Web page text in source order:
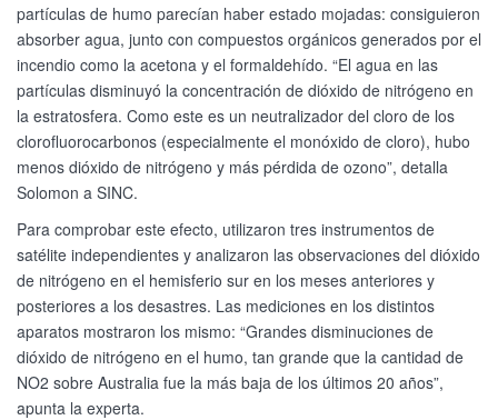
partículas de humo parecían haber estado mojadas: consiguieron
absorber agua, junto con compuestos orgánicos generados por el
incendio como la acetona y el formaldehído. “El agua en las
partículas disminuyó la concentración de dióxido de nitrógeno en
la estratosfera. Como este es un neutralizador del cloro de los
clorofluorocarbonos (especialmente el monóxido de cloro), hubo
menos dióxido de nitrógeno y más pérdida de ozono”, detalla
Solomon a SINC.
Para comprobar este efecto, utilizaron tres instrumentos de
satélite independientes y analizaron las observaciones del dióxido
de nitrógeno en el hemisferio sur en los meses anteriores y
posteriores a los desastres. Las mediciones en los distintos
aparatos mostraron los mismo: “Grandes disminuciones de
dióxido de nitrógeno en el humo, tan grande que la cantidad de
NO2 sobre Australia fue la más baja de los últimos 20 años”,
apunta la experta.